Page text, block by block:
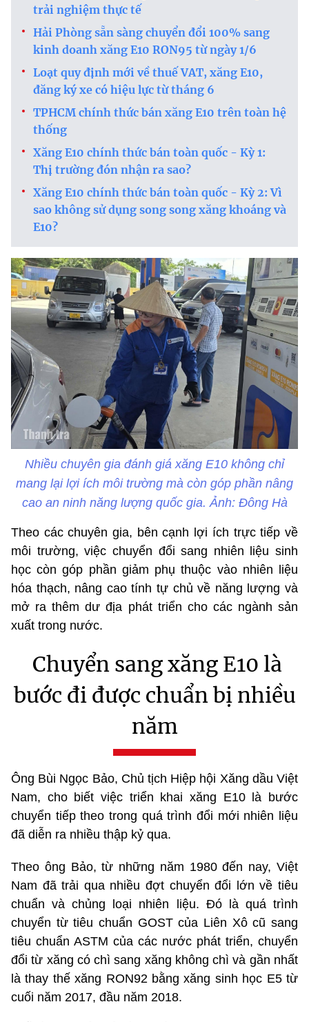
trải nghiệm thực tế
Hải Phòng sẵn sàng chuyển đổi 100% sang
kinh doanh xăng E10 RON95 từ ngày 1/6
Loạt quy định mới về thuế VAT, xăng E10,
đăng ký xe có hiệu lực từ tháng 6
TPHCM chính thức bán xăng E10 trên toàn hệ
thống
Xăng E10 chính thức bán toàn quốc - Kỳ 1:
Thị trường đón nhận ra sao?
Xăng E10 chính thức bán toàn quốc - Kỳ 2: Vì
sao không sử dụng song song xăng khoáng và
E10?
Nhiều chuyên gia đánh giá xăng E10 không chỉ
mang lại lợi ích môi trường mà còn góp phần nâng
cao an ninh năng lượng quốc gia. Ảnh: Đông Hà
Theo các chuyên gia, bên cạnh lợi ích trực tiếp về
môi trường, việc chuyển đổi sang nhiên liệu sinh
học còn góp phần giảm phụ thuộc vào nhiên liệu
hóa thạch, nâng cao tính tự chủ về năng lượng và
mở ra thêm dư địa phát triển cho các ngành sản
xuất trong nước.
Chuyển sang xăng E10 là
bước đi được chuẩn bị nhiều
năm
Ông Bùi Ngọc Bảo, Chủ tịch Hiệp hội Xăng dầu Việt
Nam, cho biết việc triển khai xăng E10 là bước
chuyển tiếp theo trong quá trình đổi mới nhiên liệu
đã diễn ra nhiều thập kỷ qua.
Theo ông Bảo, từ những năm 1980 đến nay, Việt
Nam đã trải qua nhiều đợt chuyển đổi lớn về tiêu
chuẩn và chủng loại nhiên liệu. Đó là quá trình
chuyển từ tiêu chuẩn GOST của Liên Xô cũ sang
tiêu chuẩn ASTM của các nước phát triển, chuyển
đổi từ xăng có chì sang xăng không chì và gần nhất
là thay thế xăng RON92 bằng xăng sinh học E5 từ
cuối năm 2017, đầu năm 2018.